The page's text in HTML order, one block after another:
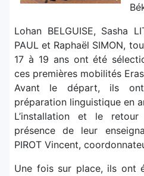
Lohan BELGUISE, Sasha
PAUL et Raphaël SIMON,
17 à 19 ans ont été
ces premières mobilités
Avant le départ, ils ont
préparation linguistique en
L’installation et le
présence de leur
PIROT Vincent,
Une fois sur place, ils ont